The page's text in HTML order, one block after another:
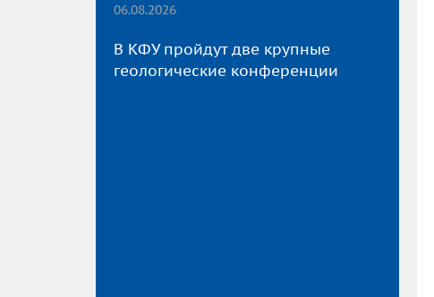
06.08.2026
В КФУ пройдут две крупные
геологические конференции